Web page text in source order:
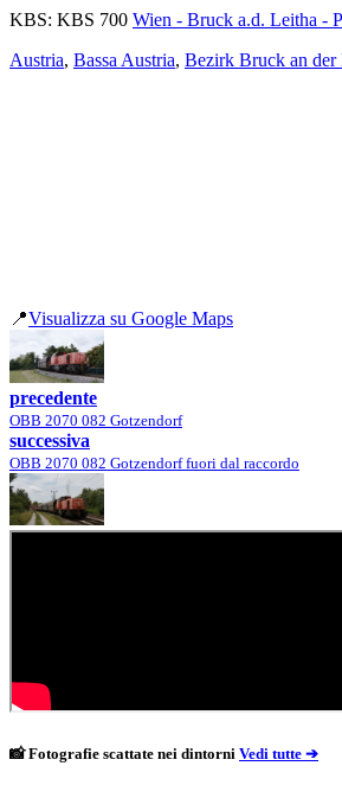
KBS: KBS 700 Wien - Bruck a.d. Leitha -
Austria, Bassa Austria, Bezirk Bruck an der
📍Visualizza su Google Maps
precedente
OBB 2070 082 Gotzendorf
successiva
OBB 2070 082 Gotzendorf fuori dal raccordo
📸 Fotografie scattate nei dintorni Vedi tutte ➔